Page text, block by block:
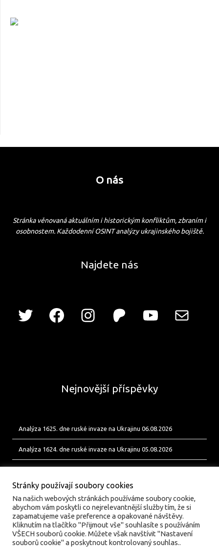
O nás
Stránka věnovaná aktuálním i historickým konfliktům, zbraním i
osobnostem. Každodenní OSINT analýzy ukrajinského bojiště.
Najdete nás
Nejnovější příspěvky
Analýza 1625. dne ruské invaze na Ukrajinu 06.08.2026
Analýza 1624. dne ruské invaze na Ukrajinu 05.08.2026
Stránky používají soubory cookies
Na našich webových stránkách používáme soubory cookie,
abychom vám poskytli co nejrelevantnější služby tím, že si
zapamatujeme vaše preference a opakované návštěvy.
Kliknutím na tlačítko "Přijmout vše" souhlasíte s používáním
VŠECH souborů cookie. Můžete však navštívit "Nastavení
souborů cookie" a poskytnout kontrolovaný souhlas..